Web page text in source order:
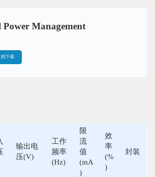
Management
档下载
输出电
压(V)
工作
频率
(Hz)
限
流
值
(mA
)
效
率
(%
)
封装